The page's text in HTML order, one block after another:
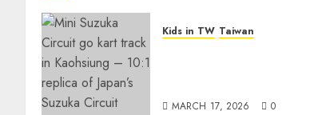
Kids in TW Taiwan
MARCH 17, 2026 0